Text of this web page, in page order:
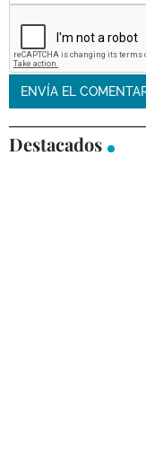
Destacados